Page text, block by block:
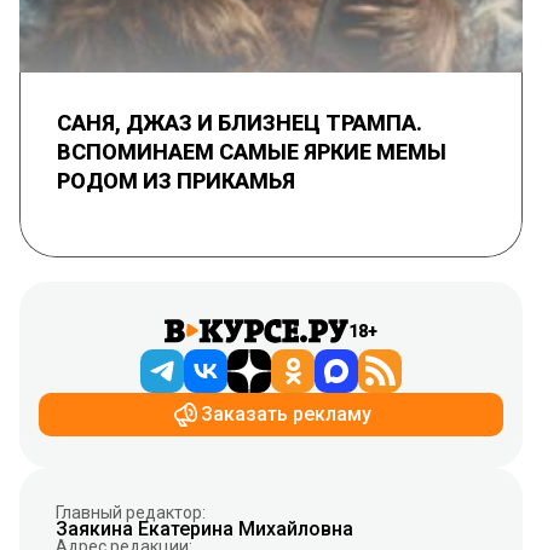
САНЯ, ДЖАЗ И БЛИЗНЕЦ ТРАМПА.
ВСПОМИНАЕМ САМЫЕ ЯРКИЕ МЕМЫ
РОДОМ ИЗ ПРИКАМЬЯ
18+
Заказать рекламу
Главный редактор:
Заякина Екатерина Михайловна
Адрес редакции: